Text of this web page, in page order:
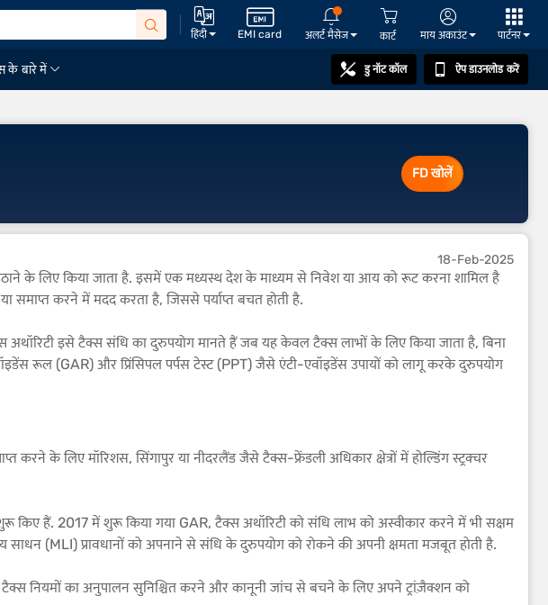
हिंदी EMI card अलर्ट मैसेज कार्ट माय अकाउंट पार्टनर
के बारे में डु नॉट कॉल ऐप डाउनलोड करें
FD खोलें
18-Feb-2025
के लिए किया जाता है. इसमें एक मध्यस्थ देश के माध्यम से निवेश या आय को रूट करना शामिल है
करने में मदद करता है, जिससे पर्याप्त बचत होती है.
अथॉरिटी इसे टैक्स संधि का दुरुपयोग मानते हैं जब यह केवल टैक्स लाभों के लिए किया जाता है, बिना
रूल (GAR) और प्रिंसिपल पर्पस टेस्ट (PPT) जैसे एंटी-एवॉइडेंस उपायों को लागू करके दुरुपयोग
करने के लिए मॉरिशस, सिंगापुर या नीदरलैंड जैसे टैक्स-फ्रेंडली अधिकार क्षेत्रों में होल्डिंग स्ट्रक्चर
किए हैं. 2017 में शुरू किया गया GAR, टैक्स अथॉरिटी को संधि लाभ को अस्वीकार करने में भी सक्षम
साधन (MLI) प्रावधानों को अपनाने से संधि के दुरुपयोग को रोकने की अपनी क्षमता मजबूत होती है.
टैक्स नियमों का अनुपालन सुनिश्चित करने और कानूनी जांच से बचने के लिए अपने ट्रांज़ैक्शन को